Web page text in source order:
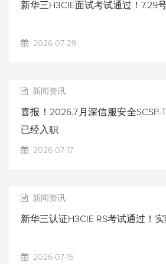
新华三H3CIE面试考试通过！7.29
2026-07-29
新闻资讯
喜报！2026.7月深信服安全SCSP-
已经入职
2026-07-17
新闻资讯
新华三认证H3CIE RS考试通过！实
2026-07-15